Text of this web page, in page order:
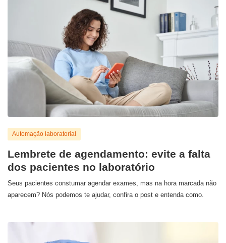
Automação laboratorial
Lembrete de agendamento: evite a falta
dos pacientes no laboratório
Seus pacientes constumar agendar exames, mas na hora marcada não
aparecem? Nós podemos te ajudar, confira o post e entenda como.